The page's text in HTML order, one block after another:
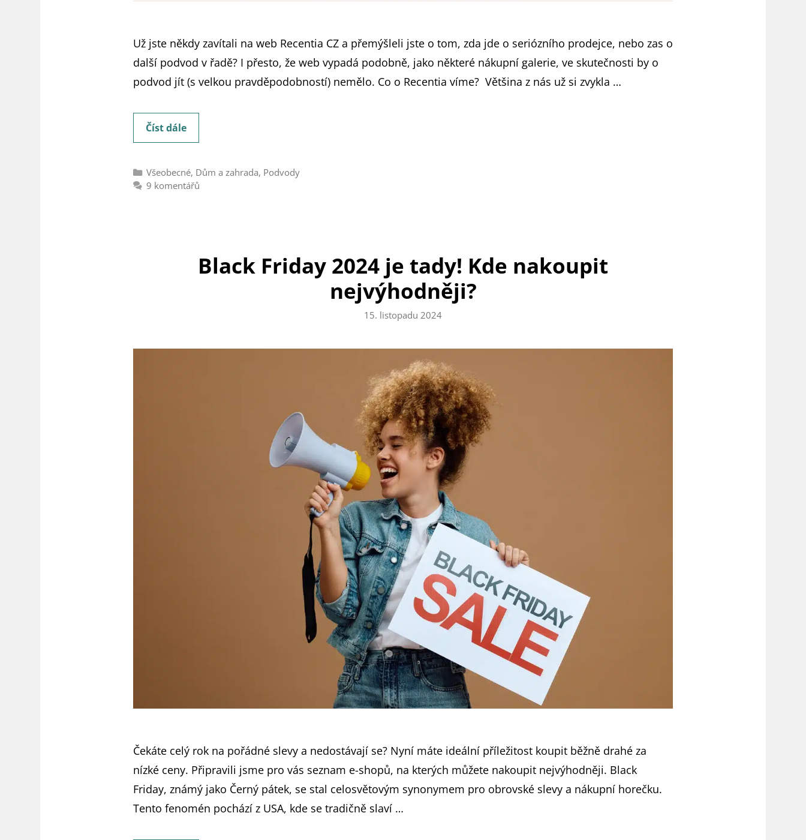
Už jste někdy zavítali na web Recentia CZ a přemýšleli jste o tom, zda jde o seriózního prodejce, nebo zas o
další podvod v řadě? I přesto, že web vypadá podobně, jako některé nákupní galerie, ve skutečnosti by o
podvod jít (s velkou pravděpodobností) nemělo. Co o Recentia víme? Většina z nás už si zvykla …
Číst dáleRecentia:
Jde
důvěryhodný
podvod?
Rubriky
Všeobecné, Dům a zahrada, Podvody
9 komentářů
Black Friday 2024 je tady! Kde nakoupit
nejvýhodněji?
15. listopadu 2024
Čekáte celý rok na pořádné slevy a nedostávají se? Nyní máte ideální příležitost koupit běžně drahé za
nízké ceny. Připravili jsme pro vás seznam e-shopů, na kterých můžete nakoupit nejvýhodněji. Black
Friday, známý jako Černý pátek, se stal celosvětovým synonymem pro obrovské slevy a nákupní horečku.
Tento fenomén pochází z USA, kde se tradičně slaví …